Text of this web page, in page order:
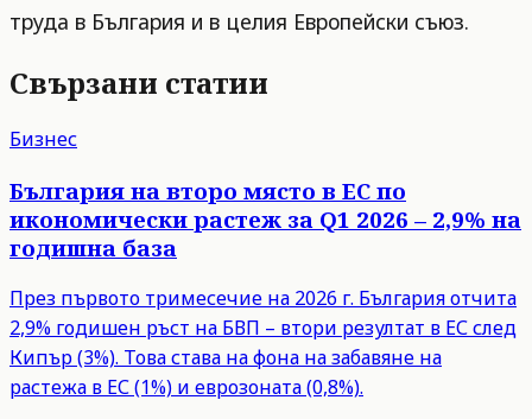
труда в България и в целия Европейски съюз.
Свързани статии
Бизнес
България на второ място в ЕС по
икономически растеж за Q1 2026 – 2,9% на
годишна база
През първото тримесечие на 2026 г. България отчита
2,9% годишен ръст на БВП – втори резултат в ЕС след
Кипър (3%). Това става на фона на забавяне на
растежа в ЕС (1%) и еврозоната (0,8%).